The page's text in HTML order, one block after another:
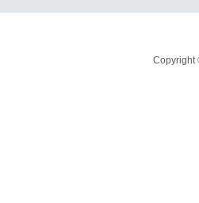
Copyright